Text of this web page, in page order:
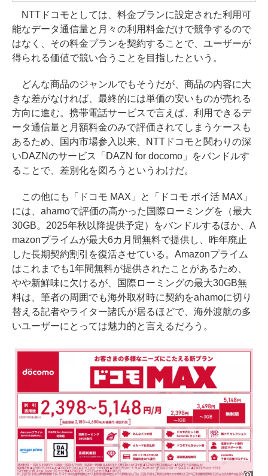
NTTドコモとしては、料金プランに設定された利用可
能なデータ通信量と月々の利用料金だけで競争するので
はなく、その料金プランを契約することで、ユーザーが
得られる価値で競い合うことを目指したという。
どんな商品のジャンルでもそうだが、商品の内容に大
きな差がなければ、最終的には単価の安いものが売れる
方向に進む。携帯電話サービスで言えば、利用できるデ
ータ通信量と月額料金のみで評価されてしまうケースも
あるため、国内市場参入以来、NTTドコモと関わりの深
いDAZNのサービス「DAZN for docomo」をバンドルす
ることで、差別化を図ろうというわけだ。
この他にも「ドコモ MAX」と「ドコモ ポイ活 MAX」
には、ahamoで評価の高かった国際ローミングを（最大
30GB。2025年秋以降提供予定）をバンドルするほか、A
mazonプライムが最大6カ月間無料で提供し、昨年廃止
した長期契約割引を復活させている。Amazonプライム
はこれまでも1年間無料が提供されたことがあるため、
やや新鮮味に欠けるが、国際ローミングの最大30GB無
料は、筆者の周囲でも海外取材時に契約をahamoに切り
替える記者やライター諸氏が居るほどで、海外渡航の多
いユーザーにとっては魅力的と言えるだろう。